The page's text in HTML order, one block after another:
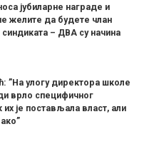
јубиларне награде и
желите да будете члан
– ДВА су начина
”На улогу директора школе
врло специфичног
је постављала власт, али